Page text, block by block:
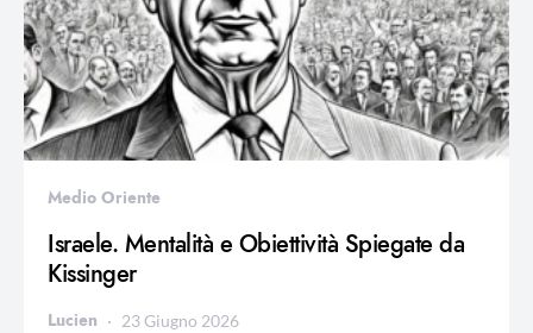
Medio Oriente
Israele. Mentalità e Obiettività Spiegate da
Kissinger
Lucien 23 Giugno 2026